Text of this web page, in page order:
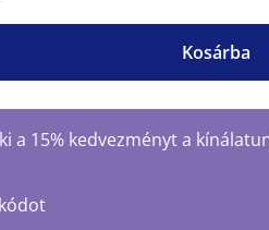
Kosárba
ki a 15% kedvezményt a